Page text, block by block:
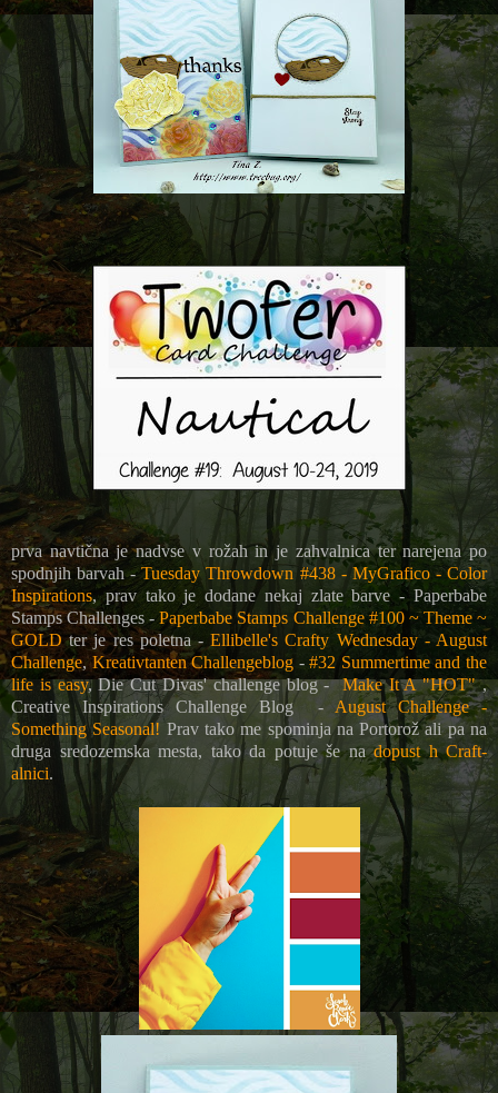
prva navtična je nadvse v rožah in je zahvalnica ter narejena po
spodnjih barvah -Tuesday Throwdown #438 - MyGrafico - Color
Inspirations, prav tako je dodane nekaj zlate barve - Paperbabe
Stamps Challenges -Paperbabe Stamps Challenge #100 ~ Theme ~
GOLDter je res poletna -Ellibelle's Crafty Wednesday - August
Challenge,Kreativtanten Challengeblog -#32 Summertime and the
life is easy, Die Cut Divas' challenge blog -Make It A "HOT",
Creative Inspirations Challenge Blog - August Challenge -
Something Seasonal! Prav tako me spominja na Portorož ali pa na
druga sredozemska mesta, tako da potuje še nadopust h Craft-
alnici.